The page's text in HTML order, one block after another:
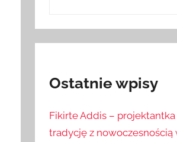
Ostatnie wpisy
Fikirte Addis – projektantka
tradycję z nowoczesnością